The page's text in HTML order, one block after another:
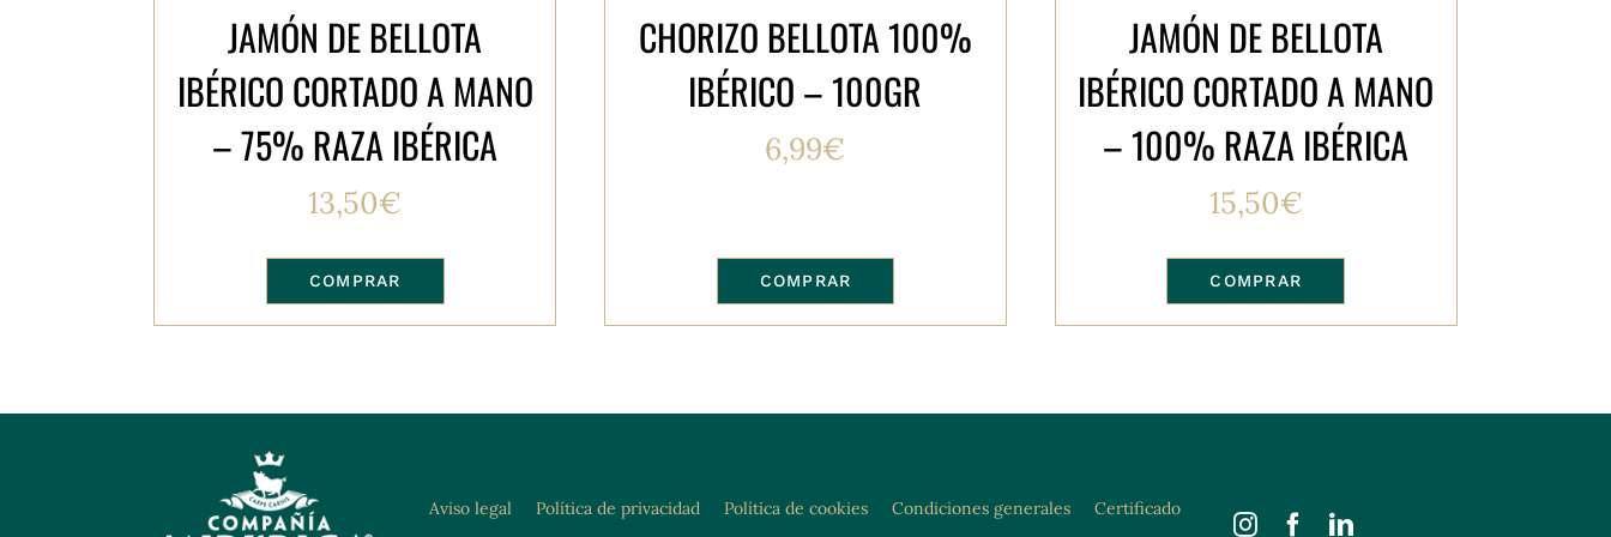
JAMÓN DE BELLOTA
IBÉRICO CORTADO A MANO
– 75% RAZA IBÉRICA
13,50€
COMPRAR
CHORIZO BELLOTA 100%
IBÉRICO – 100GR
6,99€
COMPRAR
JAMÓN DE BELLOTA
IBÉRICO CORTADO A MANO
– 100% RAZA IBÉRICA
15,50€
COMPRAR
Aviso legal Política de privacidad Política de cookies Condiciones generales
Certificado